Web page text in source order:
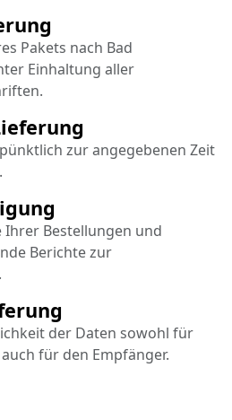
zur angegebenen Zeit
Pakets nach Bad
Einhaltung aller
der Daten sowohl für
für den Empfänger.
Ihrer Bestellungen und
Berichte zur